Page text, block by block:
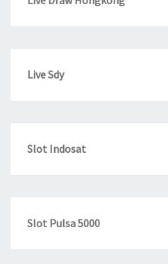
Live Sdy
Slot Indosat
Slot Pulsa 5000